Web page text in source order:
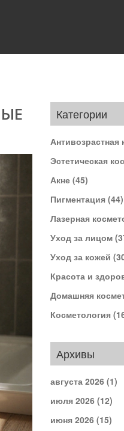
Категории
Антивозрастная
Эстетическая
Акне (45)
Пигментация (44)
Лазерная
Уход за лицом
Уход за кожей
Красота и
Домашняя
Косметология
Архивы
августа 2026 (1)
июля 2026 (12)
июня 2026 (15)